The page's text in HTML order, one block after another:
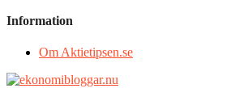
Information
Om Aktietipsen.se